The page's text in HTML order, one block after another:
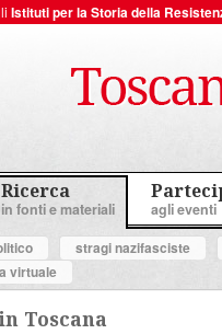
Istituti per la Storia della
Ricerca
in fonti e materiali agli eventi
stragi nazifasciste
virtuale
Toscana